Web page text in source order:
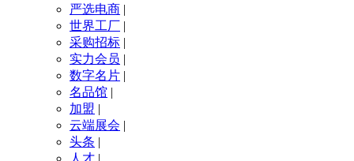
严选电商 |
世界工厂 |
采购招标 |
实力会员 |
数字名片 |
名品馆 |
加盟 |
云端展会 |
头条 |
人才 |